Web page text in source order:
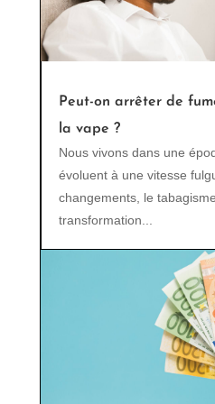
Peut-on arrêter de
la vape ?
Nous vivons dans une
évoluent à une vitesse
changements, le
transformation...